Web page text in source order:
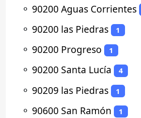
⚬ 90200 Aguas Corrientes
⚬ 90200 las Piedras 1
⚬ 90200 Progreso 1
⚬ 90200 Santa Lucía 4
⚬ 90209 las Piedras 1
⚬ 90600 San Ramón 1